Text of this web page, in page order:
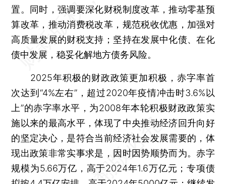
置。同时，强调要深化财税制度改革，推动零基预
算改革，推动消费税改革，规范税收优惠，加强对
高质量发展的财税支持；坚持在发展中化债、在化
债中发展，稳妥化解地方债务风险。
2025年积极的财政政策更加积极，赤字率首
次达到“4%左右”，超过2020年疫情冲击时3.6%以
上”的赤字率水平，为2008年本轮积极财政政策实
施以来的最高水平，体现了中央推动经济回升向好
的坚定决心，是符合当前经济社会发展需要的，体
现出政策非常实事求是，因时因势顺势而为。赤字
规模为5.66万亿，高于2024年1.6万亿元；专项债